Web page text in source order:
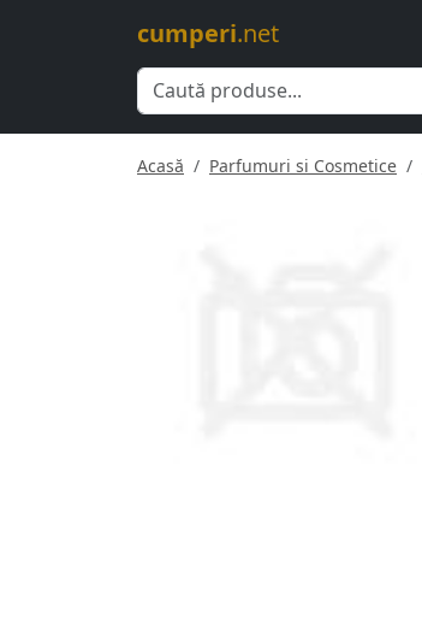
cumperi.net
Acasă Parfumuri si Cosmetice